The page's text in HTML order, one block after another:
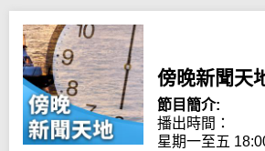
c
h
傍晚新聞天
節目簡介:
播出時間：
星期一至五